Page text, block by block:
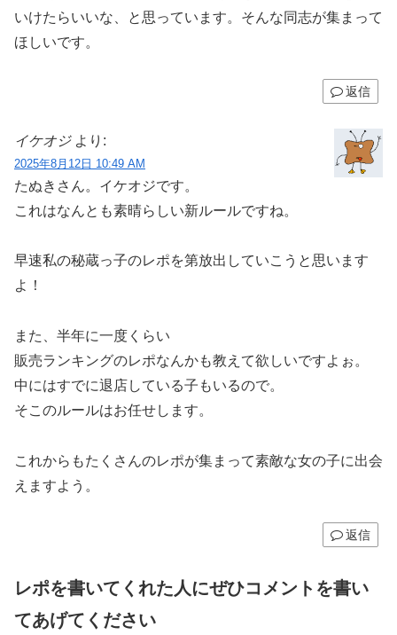
いけたらいいな、と思っています。そんな同志が集まって
ほしいです。
返信
イケオジ より:
2025年8月12日 10:49 AM
たぬきさん。イケオジです。
これはなんとも素晴らしい新ルールですね。
早速私の秘蔵っ子のレポを第放出していこうと思います
よ！
また、半年に一度くらい
販売ランキングのレポなんかも教えて欲しいですよぉ。
中にはすでに退店している子もいるので。
そこのルールはお任せします。
これからもたくさんのレポが集まって素敵な女の子に出会
えますよう。
返信
レポを書いてくれた人にぜひコメントを書い
てあげてください